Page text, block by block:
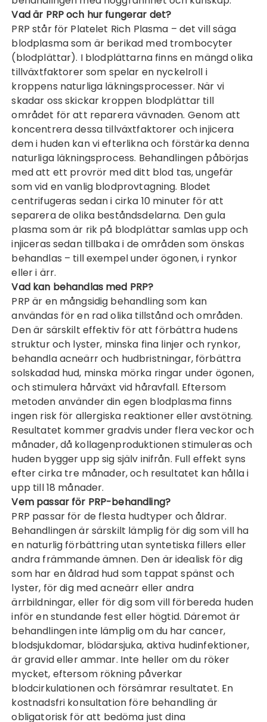
Vad är PRP och hur fungerar det?
PRP står för Platelet Rich Plasma – det vill säga
blodplasma som är berikad med trombocyter
(blodplättar). I blodplättarna finns en mängd olika
tillväxtfaktorer som spelar en nyckelroll i
kroppens naturliga läkningsprocesser. När vi
skadar oss skickar kroppen blodplättar till
området för att reparera vävnaden. Genom att
koncentrera dessa tillväxtfaktorer och injicera
dem i huden kan vi efterlikna och förstärka denna
naturliga läkningsprocess. Behandlingen påbörjas
med att ett provrör med ditt blod tas, ungefär
som vid en vanlig blodprovtagning. Blodet
centrifugeras sedan i cirka 10 minuter för att
separera de olika beståndsdelarna. Den gula
plasma som är rik på blodplättar samlas upp och
injiceras sedan tillbaka i de områden som önskas
behandlas – till exempel under ögonen, i rynkor
eller i ärr.
Vad kan behandlas med PRP?
PRP är en mångsidig behandling som kan
användas för en rad olika tillstånd och områden.
Den är särskilt effektiv för att förbättra hudens
struktur och lyster, minska fina linjer och rynkor,
behandla acneärr och hudbristningar, förbättra
solskadad hud, minska mörka ringar under ögonen,
och stimulera hårväxt vid håravfall. Eftersom
metoden använder din egen blodplasma finns
ingen risk för allergiska reaktioner eller avstötning.
Resultatet kommer gradvis under flera veckor och
månader, då kollagenproduktionen stimuleras och
huden bygger upp sig själv inifrån. Full effekt syns
efter cirka tre månader, och resultatet kan hålla i
upp till 18 månader.
Vem passar för PRP-behandling?
PRP passar för de flesta hudtyper och åldrar.
Behandlingen är särskilt lämplig för dig som vill ha
en naturlig förbättring utan syntetiska fillers eller
andra främmande ämnen. Den är idealisk för dig
som har en åldrad hud som tappat spänst och
lyster, för dig med acneärr eller andra
ärrbildningar, eller för dig som vill förbereda huden
inför en stundande fest eller högtid. Däremot är
behandlingen inte lämplig om du har cancer,
blodsjukdomar, blödarsjuka, aktiva hudinfektioner,
är gravid eller ammar. Inte heller om du röker
mycket, eftersom rökning påverkar
blodcirkulationen och försämrar resultatet. En
kostnadsfri konsultation före behandling är
obligatorisk för att bedöma just dina